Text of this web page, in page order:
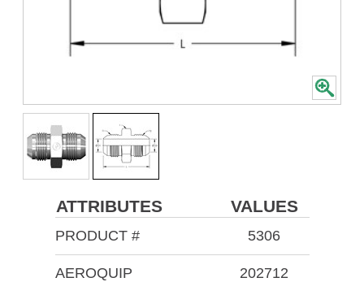
ATTRIBUTES VALUES
PRODUCT # 5306
AEROQUIP 202712